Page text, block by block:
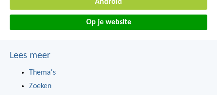
Android
Op je website
Lees meer
Thema's
Zoeken